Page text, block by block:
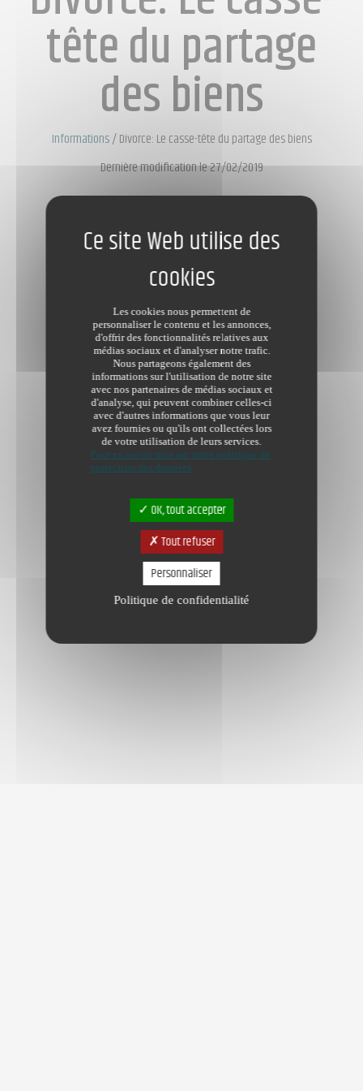
tête du partage
des biens
Informations/Divorce: Le casse-tête du partage des biens
Dernière modification le 27/02/2019
Les cookies nous permettent de
personnaliser le contenu et les annonces,
d'offrir des fonctionnalités relatives aux
médias sociaux et d'analyser notre trafic.
Nous partageons également des
informations sur l'utilisation de notre site
avec nos partenaires de médias sociaux et
d'analyse, qui peuvent combiner celles-ci
avec d'autres informations que vous leur
avez fournies ou qu'ils ont collectées lors
de votre utilisation de leurs services.
Pour en savoir plus sur notre politique de
protection des données
OK, tout accepter
Tout refuser
Personnaliser
Politique de confidentialité